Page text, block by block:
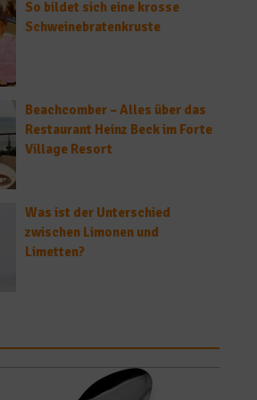
So bildet sich eine krosse
Schweinebratenkruste
Beachcomber – Alles über das
Restaurant Heinz Beck im Forte
Village Resort
Was ist der Unterschied
zwischen Limonen und
Limetten?